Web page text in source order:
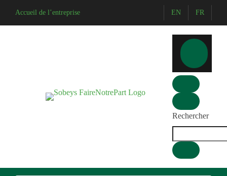
Accueil de l’entreprise EN FR
Rechercher